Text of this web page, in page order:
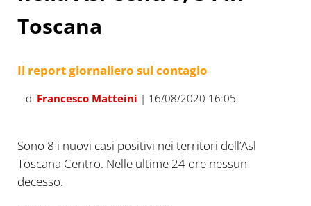
Toscana
Il report giornaliero sul contagio
di Francesco Matteini | 16/08/2020 16:05
Sono 8 i nuovi casi positivi nei territori dell’Asl
Toscana Centro. Nelle ultime 24 ore nessun
decesso.